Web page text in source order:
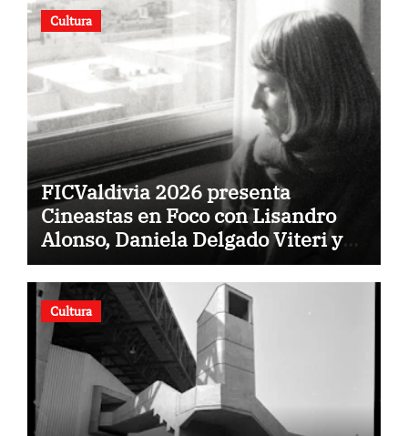
Cultura
FICValdivia 2026 presenta
Cineastas en Foco con Lisandro
Alonso, Daniela Delgado Viteri y
Rose Lowder
Cultura